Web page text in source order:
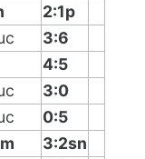
2:1p
3:6
4:5
3:0
0:5
3:2sn